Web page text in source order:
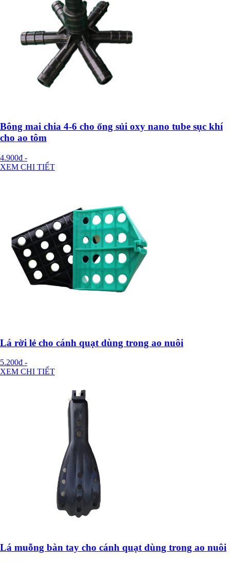
Bông mai chia 4-6 cho ống sủi oxy nano tube sục khí
cho ao tôm
4.900đ -
XEM CHI TIẾT
Lá rời lẻ cho cánh quạt dùng trong ao nuôi
5.200đ -
XEM CHI TIẾT
Lá muỗng bàn tay cho cánh quạt dùng trong ao nuôi